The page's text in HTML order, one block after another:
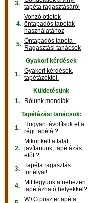
3.
tapéta ragasztásáról
4.
Vonzó ötletek
öntapadós tapéták
használatához
5. Öntapadós tapéta -
Ragasztási tanácsok
Gyakori kérdések
1.
Gyakori kérdések,
tapétázóktól.
Küldetésünk
1.
Rólunk mondták
Tapétázási tanácsok:
1.
Hogyan távolítsuk el a
régi tapétát?
2.
Mikor kell a falat
javítanunk, tapétázás
előtt?
3.
Tapéta ragasztás
fortélyai!
4.
Mit tegyünk a nehezen
tapétázható helyekkel?
W+G posztertapéta